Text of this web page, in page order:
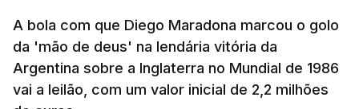
A bola com que Diego Maradona marcou o golo
da 'mão de deus' na lendária vitória da
Argentina sobre a Inglaterra no Mundial de 1986
vai a leilão, com um valor inicial de 2,2 milhões